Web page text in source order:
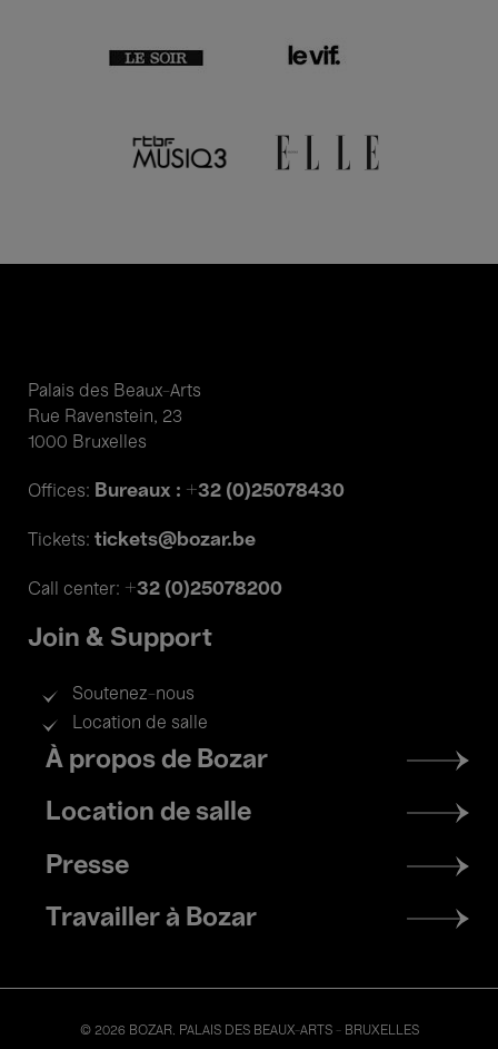
Palais des Beaux-Arts
Rue Ravenstein, 23
1000 Bruxelles
Offices: Bureaux : +32 (0)25078430
Tickets: tickets@bozar.be
Call center: +32 (0)25078200
Join & Support
Soutenez-nous
Location de salle
Footer
menu
À propos de Bozar
Location de salle
Presse
Travailler à Bozar
© 2026 BOZAR. PALAIS DES BEAUX-ARTS - BRUXELLES